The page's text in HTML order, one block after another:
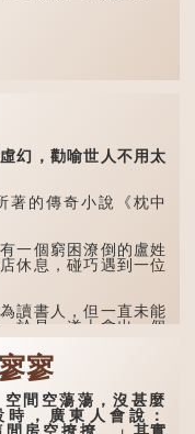
，勸喻世人不用太
的傳奇小說《枕中
個窮困潦倒的盧姓
休息，碰巧遇到一位
書人，但一直未能
於是，道士拿出一個
寥
空蕩蕩，沒甚麼
時，廣東人會說：